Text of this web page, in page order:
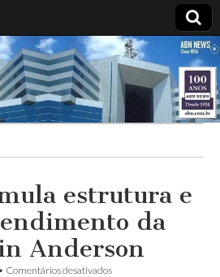
estrutura e
da
Anderson
• Comentários desativadosem